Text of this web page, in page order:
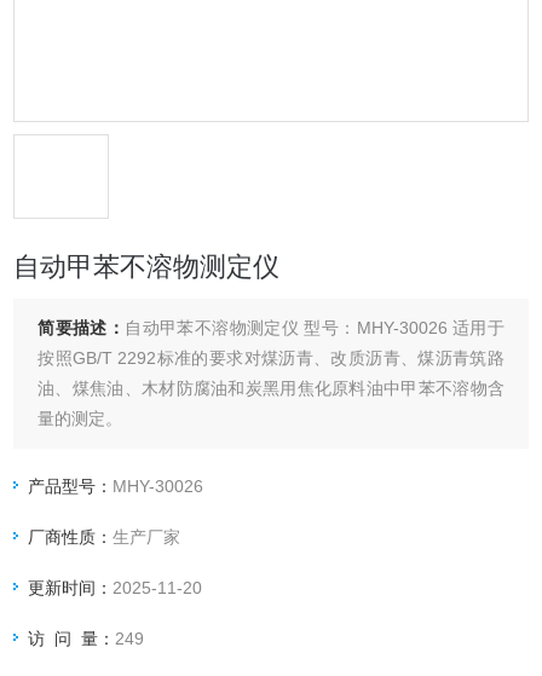
自动甲苯不溶物测定仪
简要描述： 自动甲苯不溶物测定仪 型号：MHY-30026 适用于
按照GB/T 2292标准的要求对煤沥青、改质沥青、煤沥青筑路
油、煤焦油、木材防腐油和炭黑用焦化原料油中甲苯不溶物含
量的测定。
产品型号： MHY-30026
厂商性质：生产厂家
更新时间： 2025-11-20
访 问 量： 249